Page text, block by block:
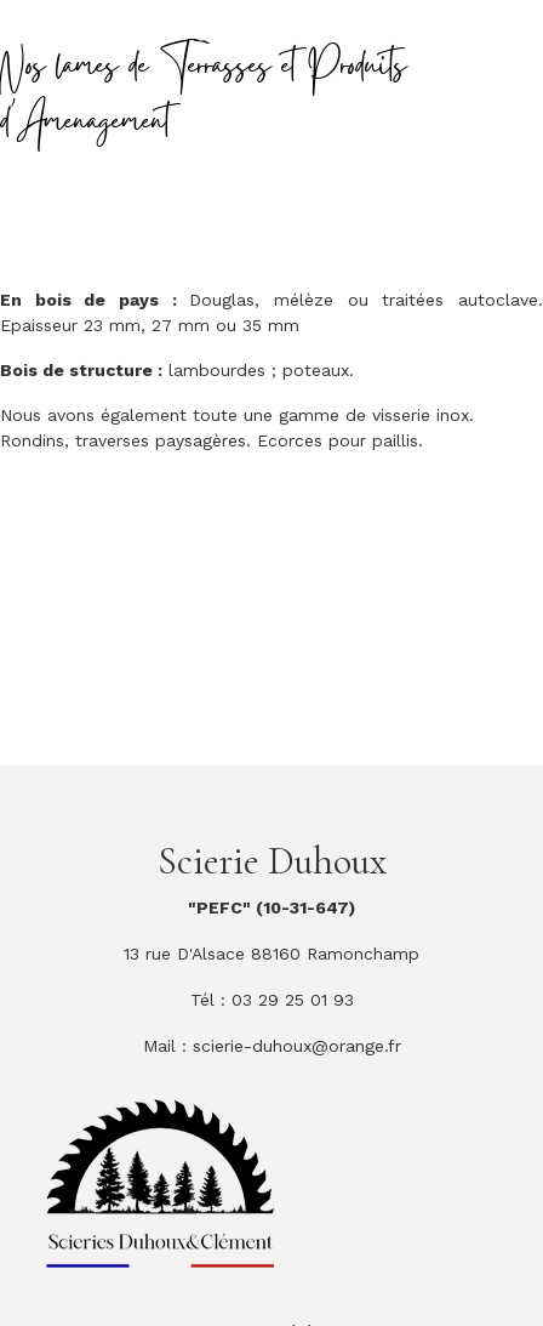
Nos lames de Terrasses et Produits
d'Amenagement
En bois de pays : Douglas, mélèze ou traitées autoclave.
Epaisseur 23 mm, 27 mm ou 35 mm
Bois de structure : lambourdes ; poteaux.
Nous avons également toute une gamme de visserie inox.
Rondins, traverses paysagères. Ecorces pour paillis.
Scierie Duhoux
"PEFC" (10-31-647)
13 rue D'Alsace 88160 Ramonchamp
Tél : 03 29 25 01 93
Mail : scierie-duhoux@orange.fr